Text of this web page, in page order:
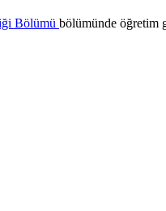
Bölümü bölümünde öğretim